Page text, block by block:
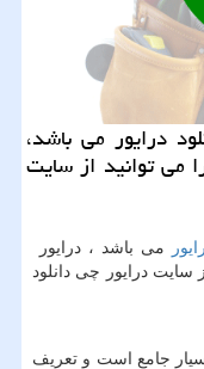
درایور می باشد،
می توانید از سایت
می باشد ، درایور
سایت درایور چی دانلود
جامع است و تعریف